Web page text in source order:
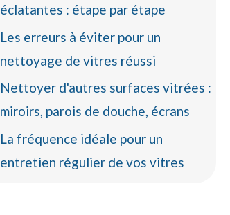
éclatantes : étape par étape
Les erreurs à éviter pour un
nettoyage de vitres réussi
Nettoyer d'autres surfaces vitrées :
miroirs, parois de douche, écrans
La fréquence idéale pour un
entretien régulier de vos vitres